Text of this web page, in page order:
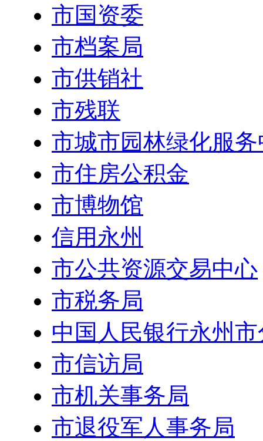
市国资委
市档案局
市供销社
市残联
市城市园林绿化服
市住房公积金
市博物馆
信用永州
市公共资源交易中心
市税务局
中国人民银行永州
市信访局
市机关事务局
市退役军人事务局